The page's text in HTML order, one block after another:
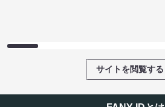
サイトを閲覧する